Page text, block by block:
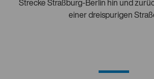
Strecke Straßburg-Berlin hin und
einer dreispurigen